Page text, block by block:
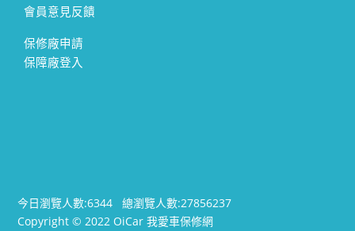
會員意見反饋
保修廠申請
保障廠登入
今日瀏覽人數:6344總瀏覽人數:27856237
Copyright © 2022 OiCar 我愛車保修網